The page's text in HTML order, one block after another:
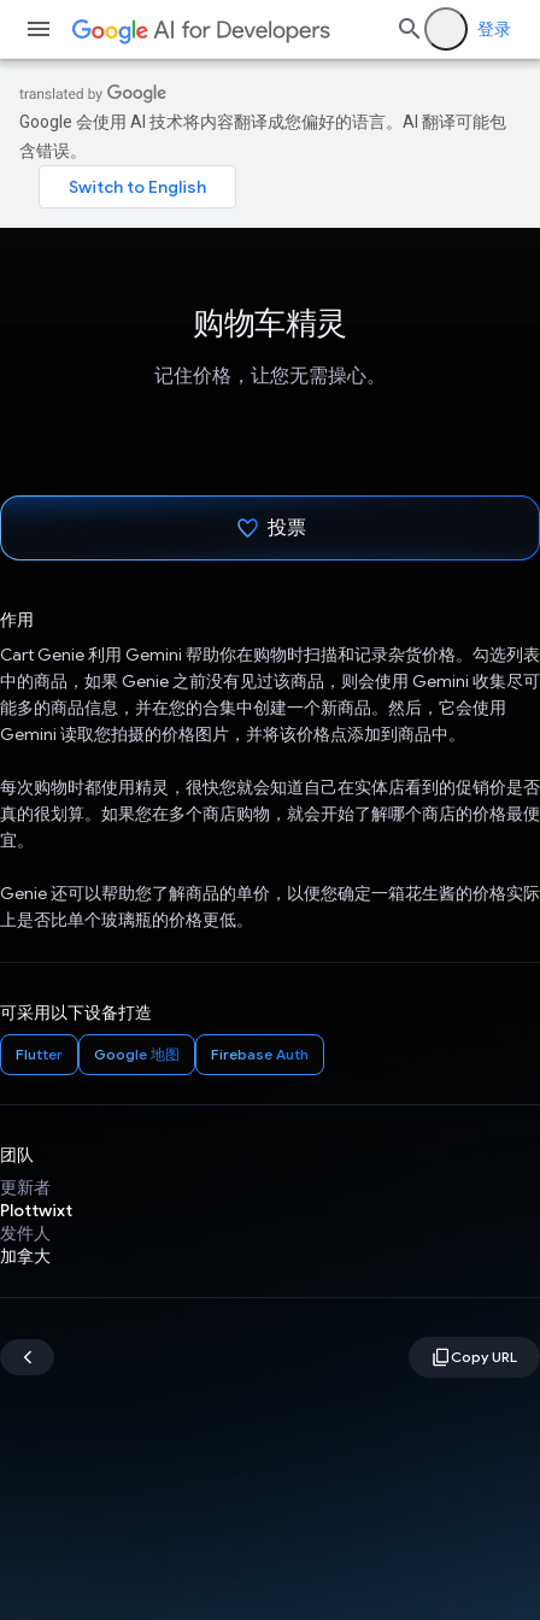
登录
Google 会使用 AI 技术将内容翻译成您偏好的语言。AI 翻译可能包
含错误。
购物车精灵
记住价格，让您无需操心。
投票
作用
Cart Genie 利用 Gemini 帮助你在购物时扫描和记录杂货价格。勾选列表
中的商品，如果 Genie 之前没有见过该商品，则会使用 Gemini 收集尽可
能多的商品信息，并在您的合集中创建一个新商品。然后，它会使用
Gemini 读取您拍摄的价格图片，并将该价格点添加到商品中。
每次购物时都使用精灵，很快您就会知道自己在实体店看到的促销价是否
真的很划算。如果您在多个商店购物，就会开始了解哪个商店的价格最便
宜。
Genie 还可以帮助您了解商品的单价，以便您确定一箱花生酱的价格实际
上是否比单个玻璃瓶的价格更低。
可采用以下设备打造
Flutter Google 地图 Firebase Auth
团队
更新者
Plottwixt
发件人
加拿大